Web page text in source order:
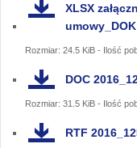
XLSX
umowy_DOK
Rozmiar: 24.5 KiB - Ilość
DOC
Rozmiar: 31.5 KiB - Ilość
RTF